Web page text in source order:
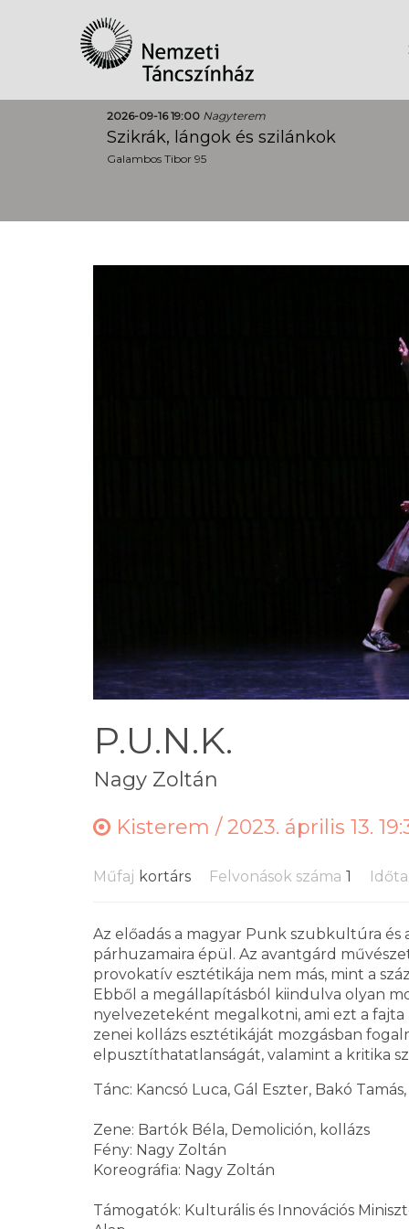
2026-09-16 19:00 Nagyterem
Szikrák, lángok és szilánkok
Galambos Tibor 95
P.U.N.K.
Nagy Zoltán
Kisterem / 2023. április 13.
Műfaj kortárs Felvonások száma 1
Az előadás a magyar Punk szubkultúra
párhuzamaira épül. Az avantgárd
provokatív esztétikája nem más, mint a
Ebből a megállapításból kiindulva olyan
nyelvezeteként megalkotni, ami ezt a
zenei kollázs esztétikáját mozgásban
elpusztíthatatlanságát, valamint a kritika
Tánc: Kancsó Luca, Gál Eszter, Bakó
Zene: Bartók Béla, Demolición, kollázs
Fény: Nagy Zoltán
Koreográfia: Nagy Zoltán
Támogatók: Kulturális és Innovációs